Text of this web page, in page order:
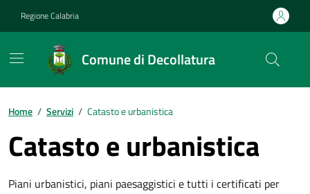
Regione Calabria
Comune di Decollatura
Home / Servizi / Catasto e urbanistica
Catasto e urbanistica
Piani urbanistici, piani paesaggistici e tutti i certificati per